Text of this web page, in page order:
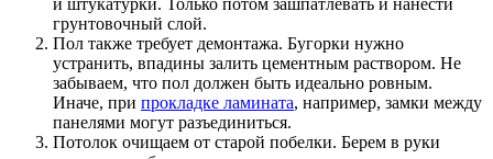
и штукатурки. Только потом зашпатлевать и нанести
грунтовочный слой.
Пол также требует демонтажа. Бугорки нужно
устранить, впадины залить цементным раствором. Не
забываем, что пол должен быть идеально ровным.
Иначе, при прокладке ламината, например, замки между
панелями могут разъединиться.
Потолок очищаем от старой побелки. Берем в руки